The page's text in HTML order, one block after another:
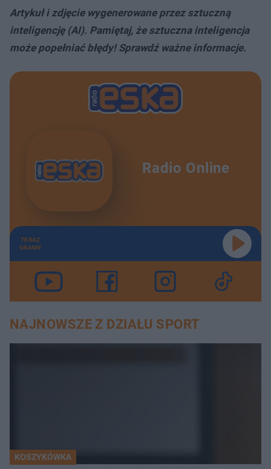
Artykuł i zdjęcie wygenerowane przez sztuczną
inteligencję (AI). Pamiętaj, że sztuczna inteligencja
może popełniać błędy! Sprawdź ważne informacje.
Radio Online
TERAZ
GRAMY
NAJNOWSZE Z DZIAŁU SPORT
KOSZYKÓWKA